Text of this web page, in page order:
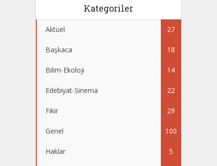
Kategoriler
Aktüel 27
Başkaca 18
Bilim-Ekoloji 14
Edebiyat-Sinema 22
Fikir 29
Genel 100
Haklar 5